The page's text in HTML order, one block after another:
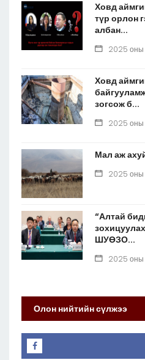
Ховд
түр орлон
албан...
2025 оны
Ховд
зогсож б...
2025 оны
Мал аж
2025 оны
“Алтай
ШУӨЗО...
2025
Олон нийтийн сүлжээ